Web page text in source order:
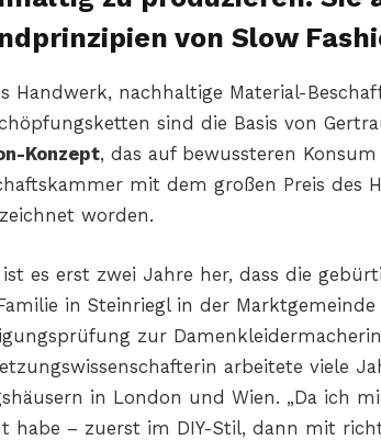
von Slow
Handwerk, nachhaltige Material-
sind die Basis von
Konzept, das auf bewussteren
mit dem großen Preis des
worden.
ist es erst zwei Jahre her, dass die
in Steinriegl in der
zur
arbeitete viele
in London und Wien. „Da ich
habe – zuerst im DIY-Stil, dann mit